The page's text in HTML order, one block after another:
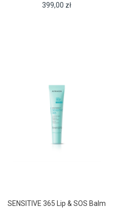
399,00 zł
SENSITIVE 365 Lip & SOS Balm